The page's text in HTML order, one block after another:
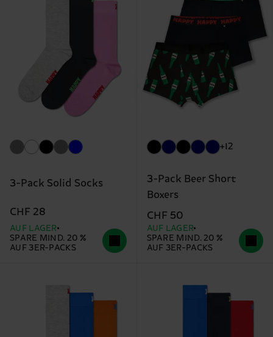
3-Pack Solid Socks
CHF 28
AUF LAGER
SPARE MIND. 20 %
AUF 3ER-PACKS
+12
3-Pack Beer Short
Boxers
CHF 50
AUF LAGER
SPARE MIND. 20 %
AUF 3ER-PACKS